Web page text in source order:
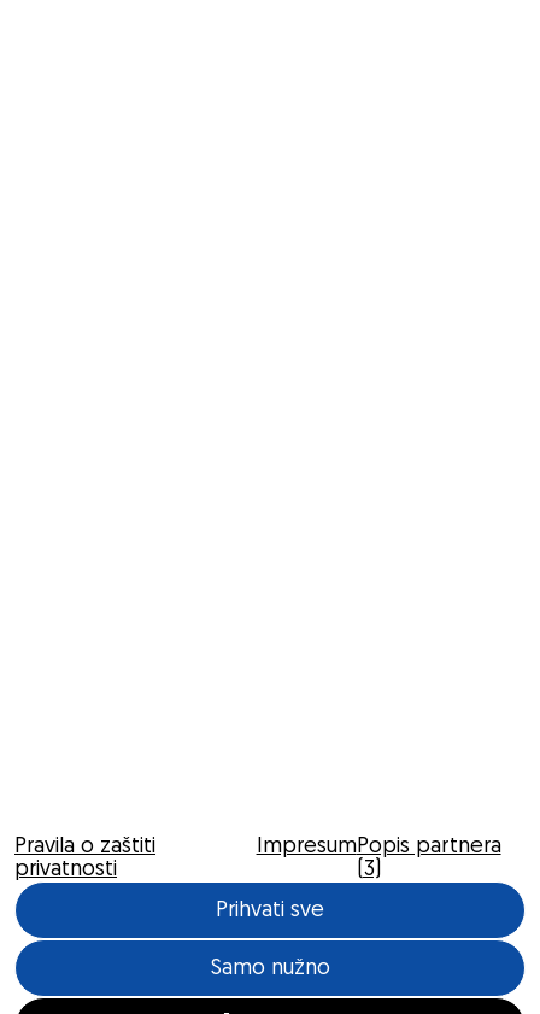
Pravila o zaštiti
privatnosti
ImpresumPopis partnera
(3)
Samo nužno
Prihvati sve